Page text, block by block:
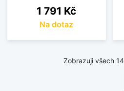
Cena
1 791 Kč
Na dotaz
Zobrazuji všech